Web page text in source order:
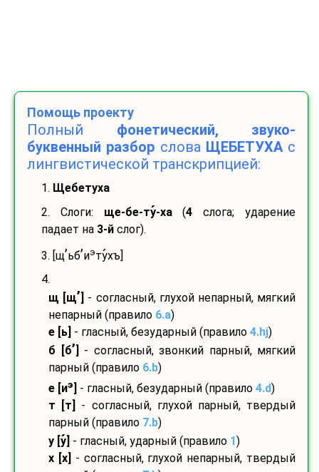
Помощь проекту
Полный фонетический, звуко-
буквенный разбор слова ЩЕБЕТУХАс
лингвистической транскрипцией:
1. Щебетуха
2. Слоги: ще-бе-ту-ха(4 слога; ударение
падает на 3-й слог).
3. [щ’ьб’иэтухъ]
4.
щ [щ’] - согласный, глухой непарный, мягкий
непарный (правило 6.a)
е [ь] - гласный, безударный (правило 4.hj)
б [б’] - согласный, звонкий парный, мягкий
парный (правило 6.b)
е [иэ] - гласный, безударный (правило 4.d)
т [т]
- согласный, глухой парный, твердый
парный (правило 7.b)
у [у] - гласный, ударный (правило 1)
х [х] - согласный, глухой непарный, твердый